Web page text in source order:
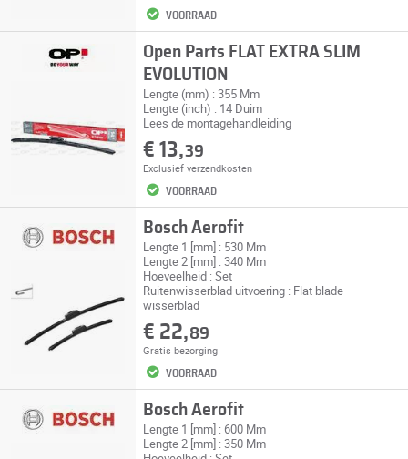
VOORRAAD
Open Parts FLAT EXTRA SLIM
EVOLUTION
Lengte (mm) : 355 Mm
Lengte (inch) : 14 Duim
Lees de montagehandleiding
€ 13,39
Exclusief verzendkosten
VOORRAAD
Bosch Aerofit
Lengte 1 [mm] : 530 Mm
Lengte 2 [mm] : 340 Mm
Hoeveelheid : Set
Ruitenwisserblad uitvoering : Flat blade
wisserblad
€ 22,89
Gratis bezorging
VOORRAAD
Bosch Aerofit
Lengte 1 [mm] : 600 Mm
Lengte 2 [mm] : 350 Mm